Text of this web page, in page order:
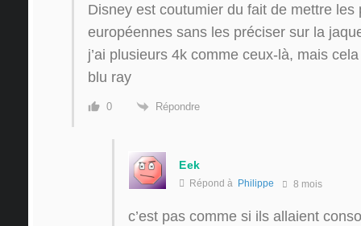
Disney est coutumier du fait de mettre les
européennes sans les préciser sur la
j’ai plusieurs 4k comme ceux-là, mais
blu ray
0 Répondre
Eek
Répond à Philippe 8 mois
c’est pas comme si ils allaient